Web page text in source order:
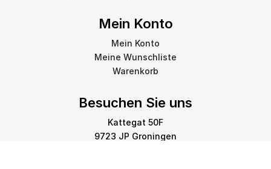
Mein Konto
Mein Konto
Meine Wunschliste
Warenkorb
Besuchen Sie uns
Kattegat 50F
9723 JP Groningen